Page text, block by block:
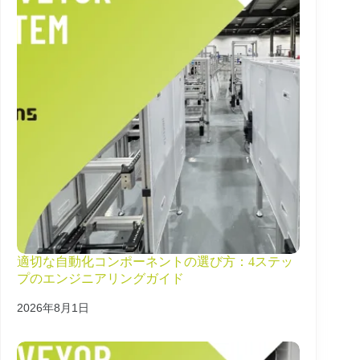
適切な自動化コンポーネントの選び方：4ステッ
プのエンジニアリングガイド
2026年8月1日